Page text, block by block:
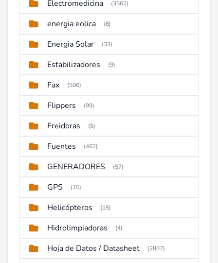
Electromedicina (3562)
energia eolica (8)
Energia Solar (33)
Estabilizadores (9)
Fax (506)
Flippers (99)
Freidoras (5)
Fuentes (462)
GENERADORES (57)
GPS (15)
Helicópteros (15)
Hidrolimpiadoras (4)
Hoja de Datos / Datasheet (2807)